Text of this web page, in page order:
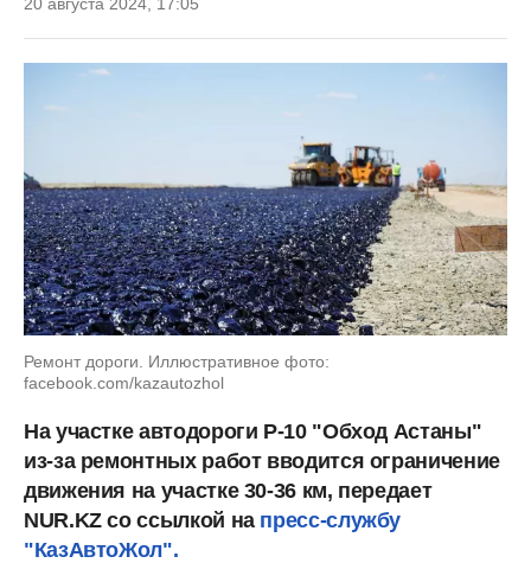
Ремонт дороги. Иллюстративное фото:
facebook.com/kazautozhol
На участке автодороги Р-10 "Обход Астаны"
из-за ремонтных работ вводится ограничение
движения на участке 30-36 км, передает
NUR.KZ со ссылкой напресс-службу
"КазАвтоЖол".